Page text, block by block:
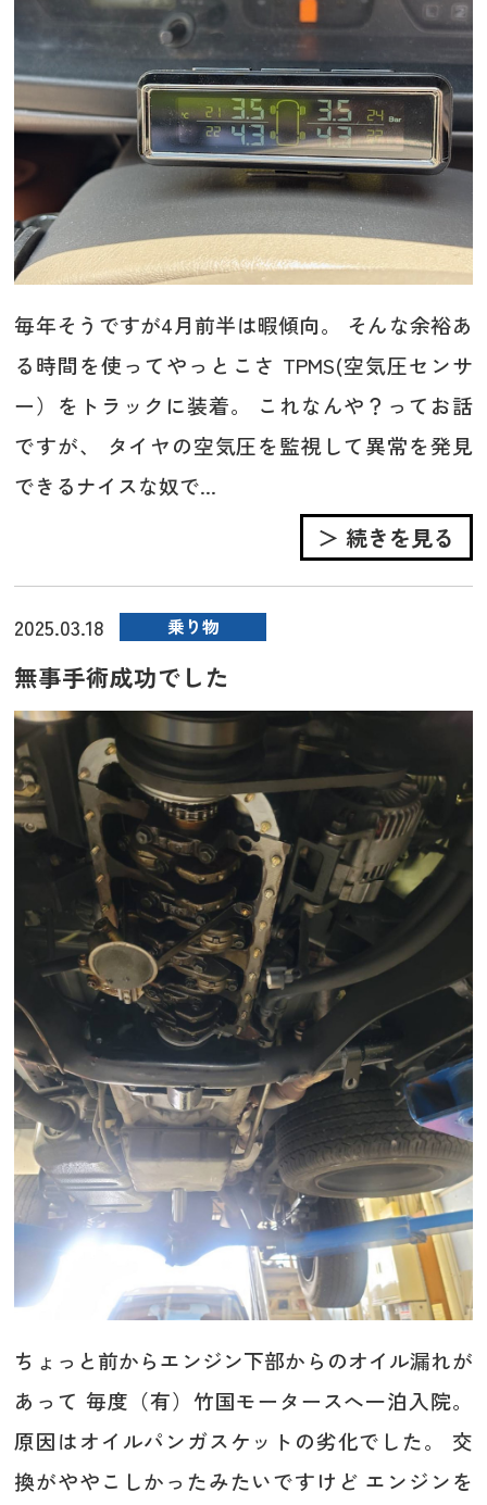
毎年そうですが4月前半は暇傾向。 そんな余裕あ
る時間を使ってやっとこさ TPMS(空気圧センサ
ー）をトラックに装着。 これなんや？ってお話
ですが、 タイヤの空気圧を監視して異常を発見
できるナイスな奴で...
＞ 続きを見る
2025.03.18 乗り物
無事手術成功でした
ちょっと前からエンジン下部からのオイル漏れが
あって 毎度（有）竹国モータースへ一泊入院。
原因はオイルパンガスケットの劣化でした。 交
換がややこしかったみたいですけど エンジンを